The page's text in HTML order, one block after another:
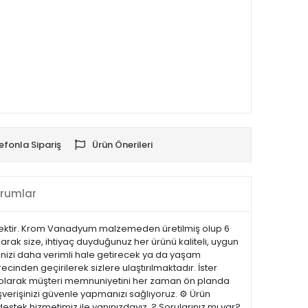
Sipariş Ürün Önerileri
Krom Vanadyum malzemeden üretilmiş olup 6
size, ihtiyaç duyduğunuz her ürünü kaliteli, uygun
daha verimli hale getirecek ya da yaşam
geçirilerek sizlere ulaştırılmaktadır. İster
olarak müşteri memnuniyetini her zaman ön planda
güvenle yapmanızı sağlıyoruz. ⚙️ Ürün